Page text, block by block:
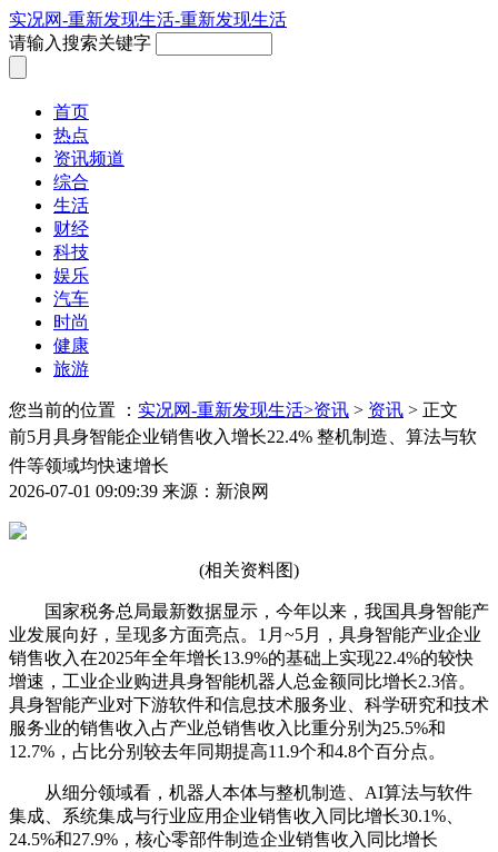
实况网-重新发现生活-重新发现生活
请输入搜索关键字
首页
热点
资讯频道
综合
生活
财经
科技
娱乐
汽车
时尚
健康
旅游
您当前的位置 ： 实况网-重新发现生活>资讯 > 资讯 > 正文
前5月具身智能企业销售收入增长22.4% 整机制造、算法与软
件等领域均快速增长
2026-07-01 09:09:39 来源：新浪网
(相关资料图)
国家税务总局最新数据显示，今年以来，我国具身智能产
业发展向好，呈现多方面亮点。1月~5月，具身智能产业企业
销售收入在2025年全年增长13.9%的基础上实现22.4%的较快
增速，工业企业购进具身智能机器人总金额同比增长2.3倍。
具身智能产业对下游软件和信息技术服务业、科学研究和技术
服务业的销售收入占产业总销售收入比重分别为25.5%和
12.7%，占比分别较去年同期提高11.9个和4.8个百分点。
从细分领域看，机器人本体与整机制造、AI算法与软件
集成、系统集成与行业应用企业销售收入同比增长30.1%、
24.5%和27.9%，核心零部件制造企业销售收入同比增长